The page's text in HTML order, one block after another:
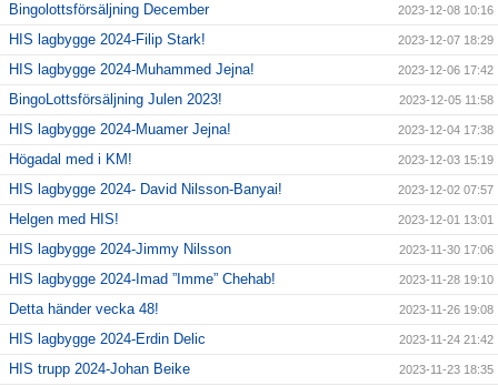
Bingolottsförsäljning December 2023-12-08 10:16
HIS lagbygge 2024-Filip Stark! 2023-12-07 18:29
HIS lagbygge 2024-Muhammed Jejna! 2023-12-06 17:42
BingoLottsförsäljning Julen 2023! 2023-12-05 11:58
HIS lagbygge 2024-Muamer Jejna! 2023-12-04 17:38
Högadal med i KM! 2023-12-03 15:19
HIS lagbygge 2024- David Nilsson-Banyai! 2023-12-02 07:57
Helgen med HIS! 2023-12-01 13:01
HIS lagbygge 2024-Jimmy Nilsson 2023-11-30 17:06
HIS lagbygge 2024-Imad ”Imme” Chehab! 2023-11-28 19:10
Detta händer vecka 48! 2023-11-26 19:08
HIS lagbygge 2024-Erdin Delic 2023-11-24 21:42
HIS trupp 2024-Johan Beike 2023-11-23 18:35